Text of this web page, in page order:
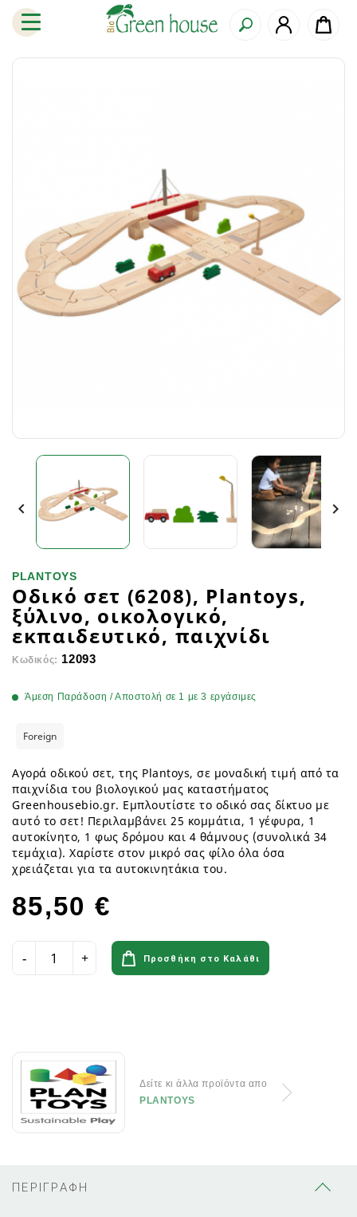
 
PLANTOYS
Οδικό σετ (6208), Plantoys,
ξύλινο, οικολογικό,
εκπαιδευτικό, παιχνίδι
Κωδικός: 12093
Άμεση Παράδοση / Αποστολή σε 1 με 3 εργάσιμες
Foreign
Αγορά οδικού σετ, της Plantoys, σε μοναδική τιμή από τα
παιχνίδια του βιολογικού μας καταστήματος
Greenhousebio.gr. Εμπλουτίστε το οδικό σας δίκτυο με
αυτό το σετ! Περιλαμβάνει 25 κομμάτια, 1 γέφυρα, 1
αυτοκίνητο, 1 φως δρόμου και 4 θάμνους (συνολικά 34
τεμάχια). Χαρίστε στον μικρό σας φίλο όλα όσα
χρειάζεται για τα αυτοκινητάκια του.
85,50 €
Προσθήκη στο Καλάθι
Δείτε κι άλλα προϊόντα απο
PLANTOYS
ΠΕΡΙΓΡΑΦΗ